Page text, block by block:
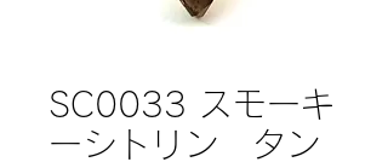
SC0033 スモーキ
ーシトリン タン